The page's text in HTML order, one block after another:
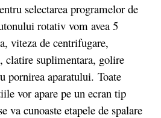
selectarea programelor de
rotativ vom avea 5
viteza de centrifugare,
clatire suplimentara, golire
pornirea aparatului. Toate
vor apare pe un ecran tip
va cunoaste etapele de spalare